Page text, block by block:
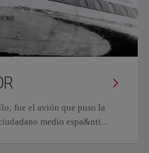
fue el avión que puso la
medio espa&nti...